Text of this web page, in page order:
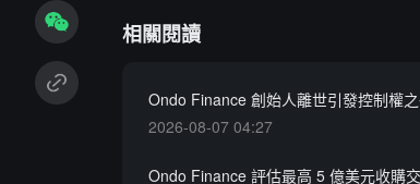
相關閱讀
Ondo Finance 創始人離世引發控制權
2026-08-07 04:27
Ondo Finance 評估最高 5 億美元收購